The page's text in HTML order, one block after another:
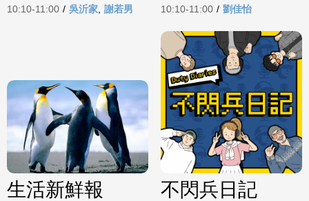
10:10-11:00 / 吳沂家, 謝若男 10:10-11:00 / 劉佳怡
生活新鮮報 不閃兵日記